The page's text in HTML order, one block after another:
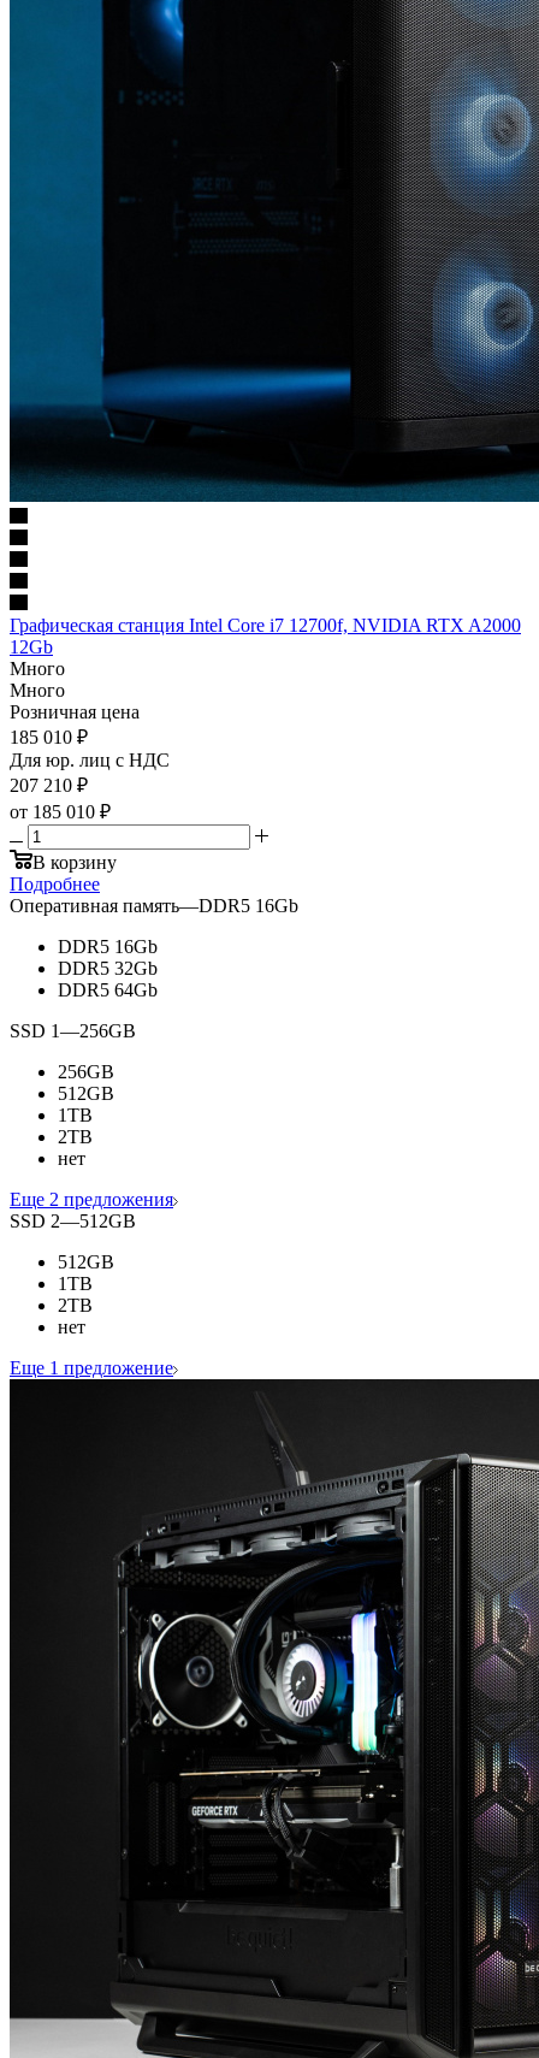
Графическая станция Intel Core i7 12700f, NVIDIA RTX A2000
12Gb
Много
Много
Розничная цена
185 010 ₽
Для юр. лиц c НДС
207 210 ₽
от 185 010 ₽
В корзину
Подробнее
Оперативная память—DDR5 16Gb
DDR5 16Gb
DDR5 32Gb
DDR5 64Gb
SSD 1—256GB
256GB
512GB
1TB
2TB
нет
Еще 2 предложения
SSD 2—512GB
512GB
1TB
2TB
нет
Еще 1 предложение